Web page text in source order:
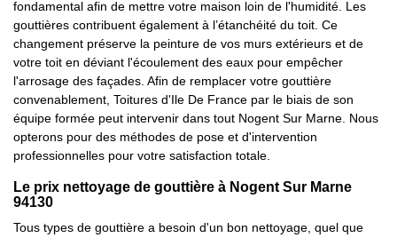
fondamental afin de mettre votre maison loin de l'humidité. Les
gouttières contribuent également à l’étanchéité du toit. Ce
changement préserve la peinture de vos murs extérieurs et de
votre toit en déviant l'écoulement des eaux pour empêcher
l'arrosage des façades. Afin de remplacer votre gouttière
convenablement, Toitures d'Ile De France par le biais de son
équipe formée peut intervenir dans tout Nogent Sur Marne. Nous
opterons pour des méthodes de pose et d'intervention
professionnelles pour votre satisfaction totale.
Le prix nettoyage de gouttière à Nogent Sur Marne
94130
Tous types de gouttière a besoin d'un bon nettoyage, quel que